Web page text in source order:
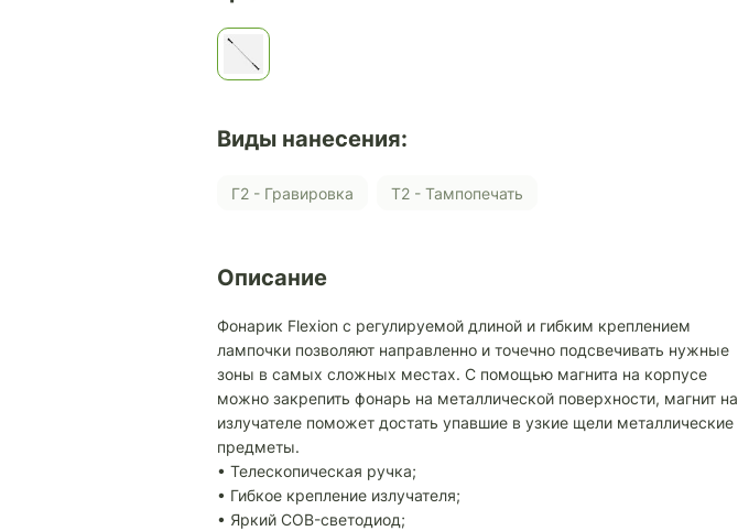
Виды нанесения:
Г2 - Гравировка Т2 - Тампопечать
Описание
Фонарик Flexion с регулируемой длиной и гибким креплением
лампочки позволяют направленно и точечно подсвечивать нужные
зоны в самых сложных местах. С помощью магнита на корпусе
можно закрепить фонарь на металлической поверхности, магнит на
излучателе поможет достать упавшие в узкие щели металлические
предметы.
• Телескопическая ручка;
• Гибкое крепление излучателя;
• Яркий COB-светодиод;